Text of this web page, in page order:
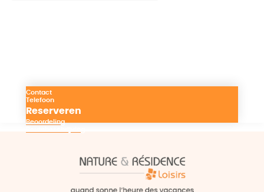
Contact
Telefoon
Reserveren
Beoordeling